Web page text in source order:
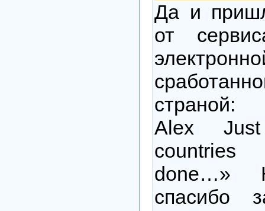
Да и
от
страной:
Alex
done…»
спасибо